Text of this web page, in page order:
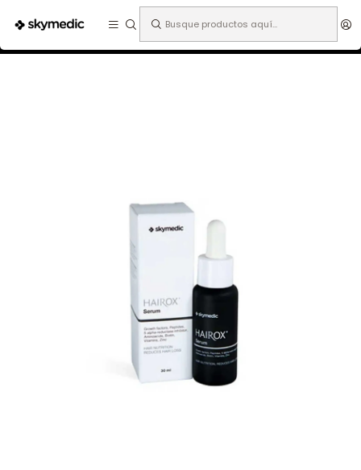
Dermatología Cosmética Hairox serum